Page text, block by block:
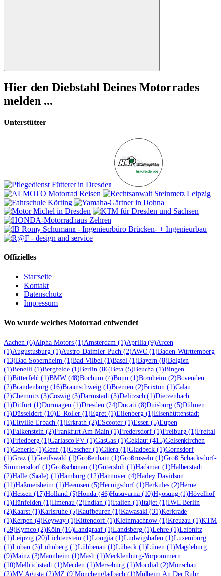
Suchen
Hier den Diebstahl Deines Motorrades
melden ...
Unterstützer
Offizielles
Startseite
Kontakt
Datenschutz
Impressum
Wo wurde welches Motorrad entwendet
Aachen (6)Alpha Motors (1)Amsterdam (1)Aprilia (9)Arcen
(1)Augustusburg (1)Austro-Daimler-Puch (2)AWO (1)Baden-Württemberg
(13)Bad Sobernheim (1)Bad Vilbel (1)Basel (1)Bayern (8)Belgien
(1)Benelli (1)Bergfelde (1)Berlin (86)Beta (5)Beucha (1)Bingen
(1)Bitterfeld (1)BMW (48)Bochum (4)Bonn (1)Bornheim (2)Bovenden
(2)Brandenburg (16)Braunschweig (1)Bremen (2)Brixton (1)Calau
(2)Chemnitz (3)Coswig (3)Darmstadt (3)Delitzsch (1)Dietzenbach
(1)Ditfurt (1)Dormagen (1)Dresden (24)Ducati (8)Duisburg (5)Dülmen
(1)Düsseldorf (10)E-Roller (1)Egret (1)Eilenberg (1)Eisenhüttenstadt
(1)Eltville-Erbach (1)Erkrath (2)EScooter (1)Essen (5)Eupen
(1)Falkenstein (2)Frankfurt Am Main (1)Fredersdorf (1)Freiburg (1)Freital
(1)Friedberg (1)Garlasco PV (1)GasGas (1)Geklaut (415)Gelsenkirchen
(1)Generic (1)Genf (1)Gescher (1)Gilera (1)Gladbeck (1)Gornsdorf
(1)Graz (1)Greifswald (1)Großenhain (1)Großrosseln (1)Groß Schacksdorf-
Simmersdorf (1)Großschönau (1)Gütersloh (1)Hadamar (1)Halberstadt
(2)Halle (Saale) (1)Hamburg (12)Hannover (4)Harley Davidson
(11)Haßmersheim (1)Heemsen (5)Hennigsdorf (1)Herkules (2)Herne
(1)Hessen (17)Holland (5)Honda (46)Husqvarna (10)Hyosung (1)Hövelhof
(1)Hünfelden (1)Ilmenau (2)Indian (1)Italien (1)Italjet (1)IWL Berlin
(2)Kaarst (1)Karlsruhe (5)Kaufbeuren (1)Kawasaki (31)Kerkrade
(1)Kerpen (4)Keyway (1)Kittendorf (1)Kleinmachnow (1)Kreuzau (1)KTM
(59)Kymco (2)Köln (16)Landgraaf (1)Landsberg (1)Lehre (1)Leibnitz
(1)Leipzig (20)Lichtenstein (1)Longjia (1)Ludwigshafen (1)Luxemburg
(1)Löbau (3)Löhnberg (1)Lübbenau (1)Lübeck (1)Lünen (1)Magdeburg
(9)Mainz (3)Mannheim (1)Mash (1)Mecklenburg-Vorpommern
(10)Mellrichstadt (1)Menden (1)Merseburg (1)Mondial (2)Monschau
(2)MV Agusta (2)MZ (9)Mönchengladbach (1)Mülheim An Der Ruhr